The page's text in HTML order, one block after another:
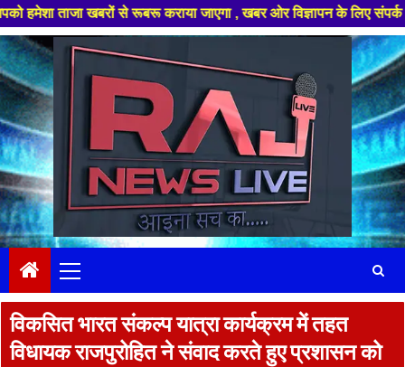
खबरों से रूबरू कराया जाएगा , खबर ओर विज्ञापन के लिए संपर्क करे +91
Skip
to
content
Menu
विकसित भारत संकल्प यात्रा कार्यक्रम में तहत
विधायक राजपुरोहित ने संवाद करते हुए प्रशासन को